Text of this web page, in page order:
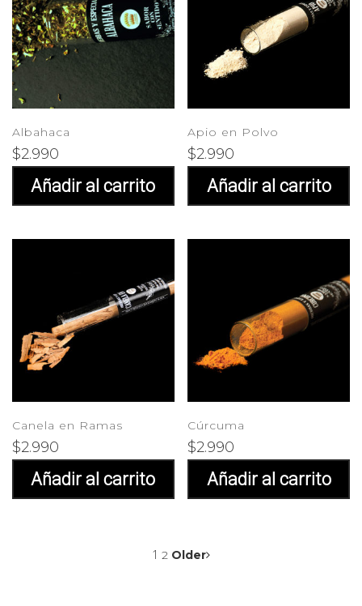
Albahaca
$2.990
Añadir al carrito
Apio en Polvo
$2.990
Añadir al carrito
Canela en Ramas
$2.990
Añadir al carrito
Cúrcuma
$2.990
Añadir al carrito
1 2 Older